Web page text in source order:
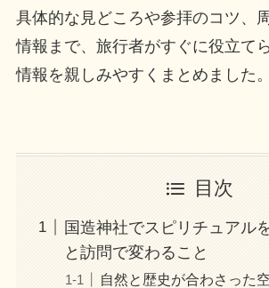
具体的な見どころや参拝のコツ、
情報まで、旅行者がすぐに役立て
情報を親しみやすくまとめました。
目次
国造神社でスピリチュアル
と訪問で変わること
自然と歴史が合わさった